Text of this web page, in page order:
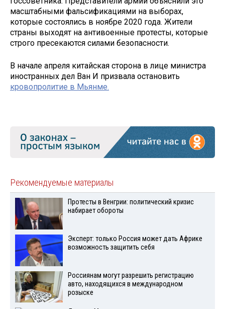
масштабными фальсификациями на выборах,
которые состоялись в ноябре 2020 года. Жители
страны выходят на антивоенные протесты, которые
строго пресекаются силами безопасности.
В начале апреля китайская сторона в лице министра
иностранных дел Ван И призвала остановить
кровопролитие в Мьянме.
Рекомендуемые материалы
Протесты в Венгрии: политический кризис
набирает обороты
Эксперт: только Россия может дать Африке
возможность защитить себя
Россиянам могут разрешить регистрацию
авто, находящихся в международном
розыске